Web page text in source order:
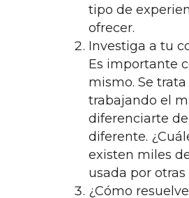
tipo de
ofrecer.
Investiga a tu
Es importante
mismo. Se
trabajando el
diferenciarte
diferente.
existen miles
usada por
¿Cómo